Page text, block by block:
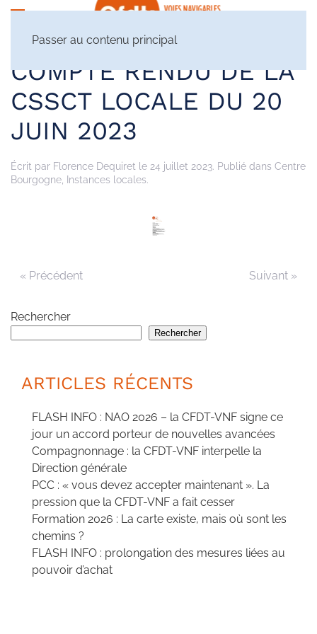
Passer au contenu principal
COMPTE RENDU DE LA
CSSCT LOCALE DU 20
JUIN 2023
Écrit par Florence Dequiret le 24 juillet 2023. Publié dans Centre
Bourgogne
Instances locales.
« Précédent Suivant »
Rechercher
Rechercher
ARTICLES RÉCENTS
FLASH INFO : NAO 2026 – la CFDT-VNF signe ce
jour un accord porteur de nouvelles avancées
Compagnonnage : la CFDT-VNF interpelle la
Direction générale
PCC : « vous devez accepter maintenant ». La
pression que la CFDT-VNF a fait cesser
Formation 2026 : La carte existe, mais où sont les
chemins ?
FLASH INFO : prolongation des mesures liées au
pouvoir d’achat